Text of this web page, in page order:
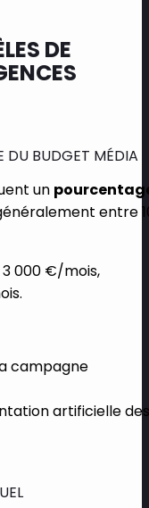
DE
DU BUDGET MÉDIA
un
entre
000 €/mois,
campagne
artificielle des